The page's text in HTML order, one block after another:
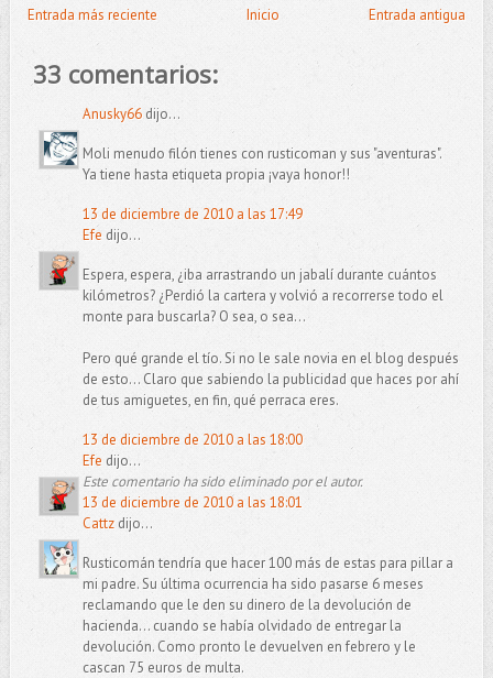
Entrada más reciente Entrada antigua
Inicio
33 comentarios:
Anusky66dijo...
Moli menudo filón tienes con rusticoman y sus "aventuras".
Ya tiene hasta etiqueta propia ¡vaya honor!!
13 de diciembre de 2010 a las 17:49
Efe dijo...
Espera, espera, ¿iba arrastrando un jabalí durante cuántos
kilómetros? ¿Perdió la cartera y volvió a recorrerse todo el
monte para buscarla? O sea, o sea...
Pero qué grande el tío. Si no le sale novia en el blog después
de esto... Claro que sabiendo la publicidad que haces por ahí
de tus amiguetes, en fin, qué perraca eres.
13 de diciembre de 2010 a las 18:00
Efe dijo...
Este comentario ha sido eliminado por el autor.
13 de diciembre de 2010 a las 18:01
Cattzdijo...
Rusticomán tendría que hacer 100 más de estas para pillar a
mi padre. Su última ocurrencia ha sido pasarse 6 meses
reclamando que le den su dinero de la devolución de
hacienda... cuando se había olvidado de entregar la
devolución. Como pronto le devuelven en febrero y le
cascan 75 euros de multa.